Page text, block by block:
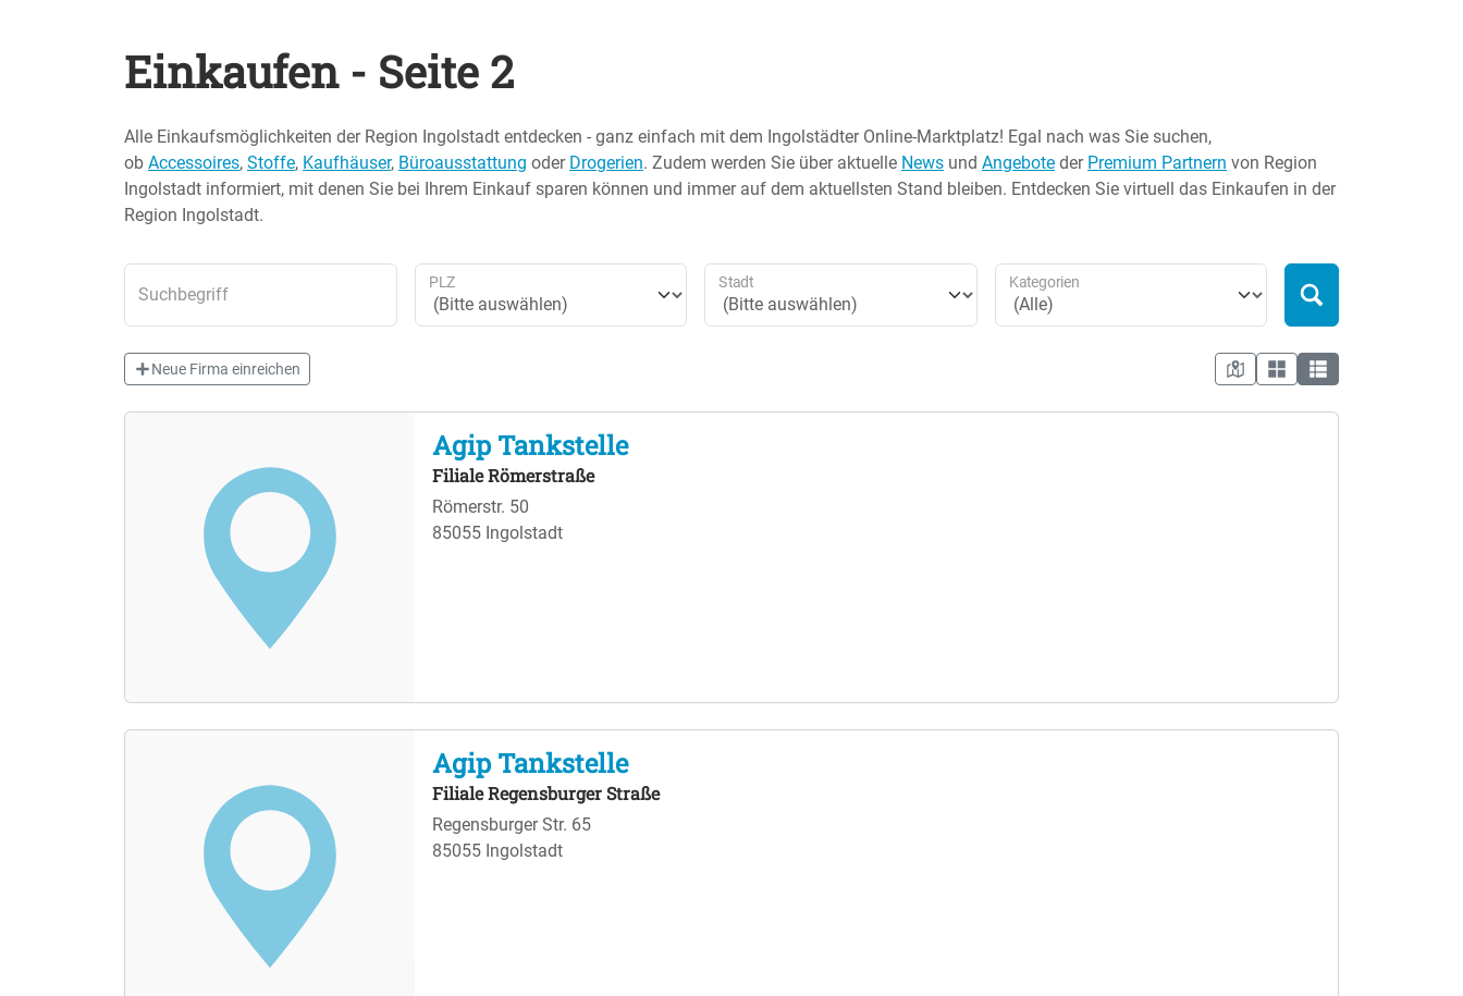
Einkaufen - Seite 2
Alle Einkaufsmöglichkeiten der Region Ingolstadt entdecken - ganz einfach mit dem Ingolstädter Online-Marktplatz! Egal nach was Sie suchen,
ob Accessoires, Stoffe, Kaufhäuser, Büroausstattung oder Drogerien. Zudem werden Sie über aktuelle News und Angebote der Premium Partnern von Region
Ingolstadt informiert, mit denen Sie bei Ihrem Einkauf sparen können und immer auf dem aktuellsten Stand bleiben. Entdecken Sie virtuell das Einkaufen in der
Region Ingolstadt.
Suchbegriff
PLZ Stadt Kategorien
Neue Firma einreichen
Agip Tankstelle
Filiale Römerstraße
Römerstr. 50
85055 Ingolstadt
Agip Tankstelle
Filiale Regensburger Straße
Regensburger Str. 65
85055 Ingolstadt